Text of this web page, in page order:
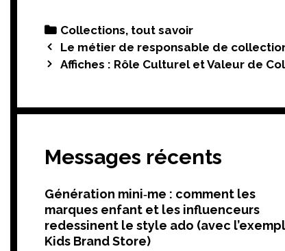
Categories
Collections, tout savoir
Post
navigation
Le métier de responsable de
Affiches : Rôle Culturel et Valeur de
Messages récents
Génération mini‑me : comment les
marques enfant et les influenceurs
redessinent le style ado (avec
Kids Brand Store)